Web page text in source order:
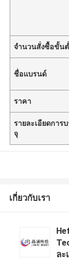
จำนวนสั่งซื้อขั้น
ชื่อแบรนด์
ราคา
รายละเอียดการ
จุ
เกี่ยวกับเรา
ละ